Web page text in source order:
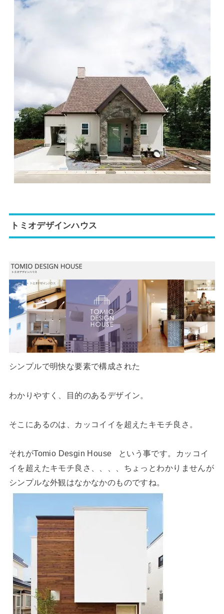
トミオデザインハウス
シンプルで明快な要素で構成された
わかりやすく、目的のあるデザイン。
そこにあるのは、カッコイイを超えたキモチ良さ。
それがTomio Desgin House という事です。カッコイ
イを超えたキモチ良さ、、、、ちょっとわかりませんが
シンプルな外観はなかなかのものですね。